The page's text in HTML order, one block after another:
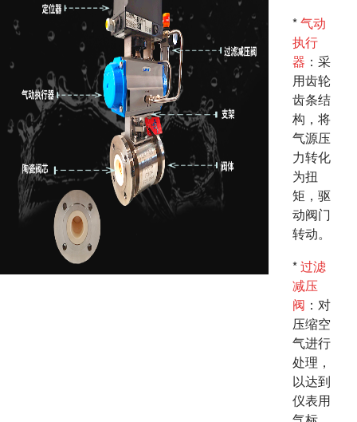
*气动
执行
器 ：采
用齿轮
齿条结
构，将
气源压
力转化
为扭
矩，驱
动阀门
转动。
*过滤
减压
阀 ：对
压缩空
气进行
处理，
以达到
仪表用